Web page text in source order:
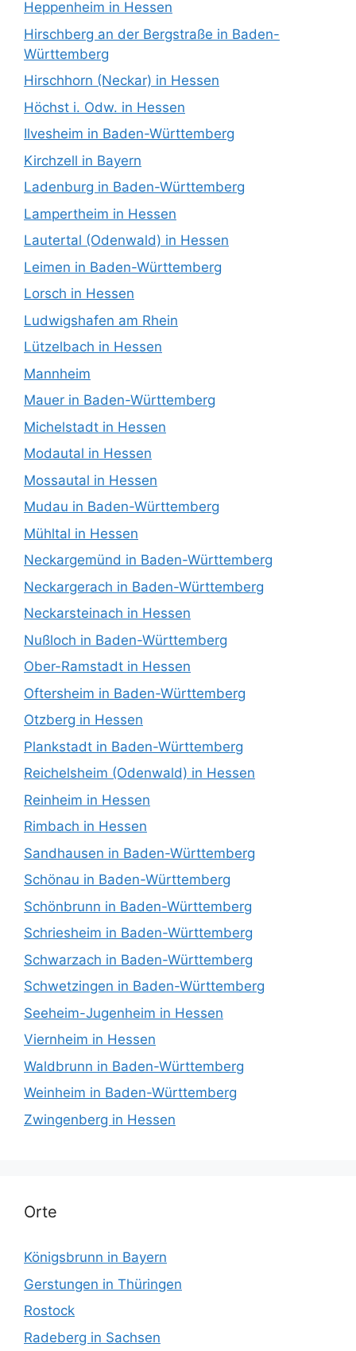
Heppenheim in Hessen
Hirschberg an der Bergstraße in Baden-
Württemberg
Hirschhorn (Neckar) in Hessen
Höchst i. Odw. in Hessen
Ilvesheim in Baden-Württemberg
Kirchzell in Bayern
Ladenburg in Baden-Württemberg
Lampertheim in Hessen
Lautertal (Odenwald) in Hessen
Leimen in Baden-Württemberg
Lorsch in Hessen
Ludwigshafen am Rhein
Lützelbach in Hessen
Mannheim
Mauer in Baden-Württemberg
Michelstadt in Hessen
Modautal in Hessen
Mossautal in Hessen
Mudau in Baden-Württemberg
Mühltal in Hessen
Neckargemünd in Baden-Württemberg
Neckargerach in Baden-Württemberg
Neckarsteinach in Hessen
Nußloch in Baden-Württemberg
Ober-Ramstadt in Hessen
Oftersheim in Baden-Württemberg
Otzberg in Hessen
Plankstadt in Baden-Württemberg
Reichelsheim (Odenwald) in Hessen
Reinheim in Hessen
Rimbach in Hessen
Sandhausen in Baden-Württemberg
Schönau in Baden-Württemberg
Schönbrunn in Baden-Württemberg
Schriesheim in Baden-Württemberg
Schwarzach in Baden-Württemberg
Schwetzingen in Baden-Württemberg
Seeheim-Jugenheim in Hessen
Viernheim in Hessen
Waldbrunn in Baden-Württemberg
Weinheim in Baden-Württemberg
Zwingenberg in Hessen
Orte
Königsbrunn in Bayern
Gerstungen in Thüringen
Rostock
Radeberg in Sachsen